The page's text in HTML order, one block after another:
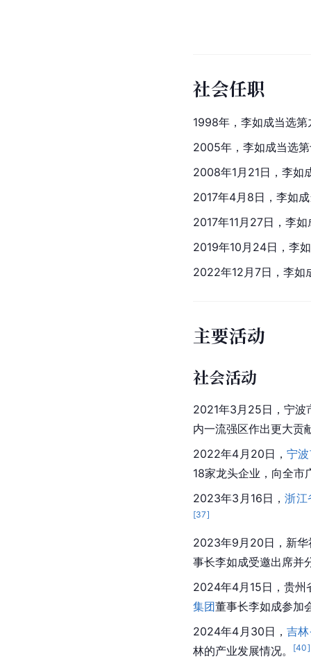
社会任职
1998年，李如成当选
2005年，李如成当选
2008年1月21日，李如
2017年4月8日，李如
2017年11月27日，李
2019年10月24日，李
2022年12月7日，李如
主要活动
社会活动
2021年3月25日，宁波
内一流强区作出更大贡
2022年4月20日，宁
18家龙头企业，向全市
2023年3月16日，浙江
[37]
2023年9月20日， 新华
事长李如成受邀出席并
2024年4月15日，贵州
集团董事长李如成参加
2024年4月30日，吉
林的产业发展情况。
[40]